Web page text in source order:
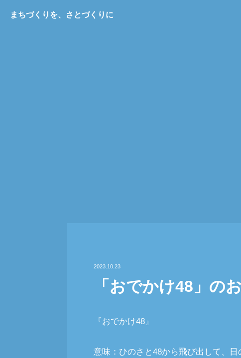
まちづくりを、さとづくりに
2023.10.23
「おでかけ48」の
『おでかけ48』
意味：ひのさと48から飛び出して、